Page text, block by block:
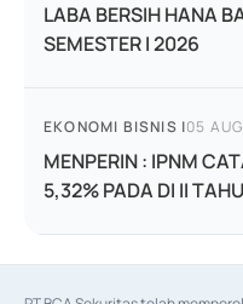
LABA BERSIH HANA
SEMESTER I 2026
EKONOMI BISNIS |05
MENPERIN : IPNM
5,32% PADA DI II